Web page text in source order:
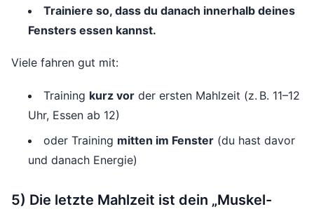
Trainiere so, dass du danach innerhalb deines
Fensters essen kannst.
Viele fahren gut mit:
Training kurz vor der ersten Mahlzeit (z. B. 11–12
Uhr, Essen ab 12)
oder Training mitten im Fenster (du hast davor
und danach Energie)
5) Die letzte Mahlzeit ist dein „Muskel-